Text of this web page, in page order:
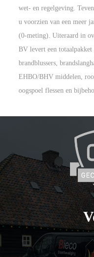
wet- en regelgeving.
u voorzien van een meer
(0-meting). Uiteraard in
BV levert een totaalpakket
brandblussers,
EHBO/BHV middelen,
oogspoel flessen en